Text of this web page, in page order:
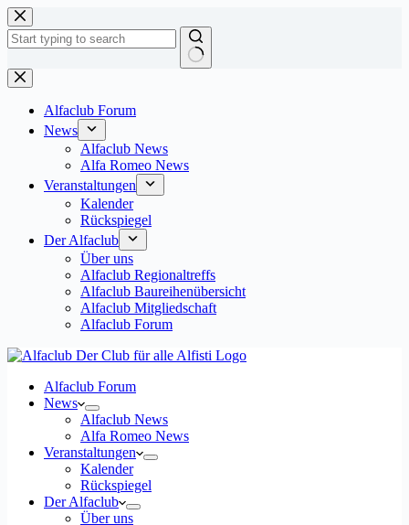
Zum
Inhalt
springen
Keine
Ergebnisse
Alfaclub Forum
News
Alfaclub News
Alfa Romeo News
Veranstaltungen
Kalender
Rückspiegel
Der Alfaclub
Über uns
Alfaclub Regionaltreffs
Alfaclub Baureihenübersicht
Alfaclub Mitgliedschaft
Alfaclub Forum
Alfaclub Forum
News
Alfaclub News
Alfa Romeo News
Veranstaltungen
Kalender
Rückspiegel
Der Alfaclub
Über uns